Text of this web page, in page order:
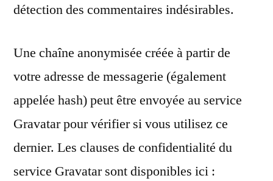
détection des commentaires indésirables.
Une chaîne anonymisée créée à partir de
votre adresse de messagerie (également
appelée hash) peut être envoyée au service
Gravatar pour vérifier si vous utilisez ce
dernier. Les clauses de confidentialité du
service Gravatar sont disponibles ici :